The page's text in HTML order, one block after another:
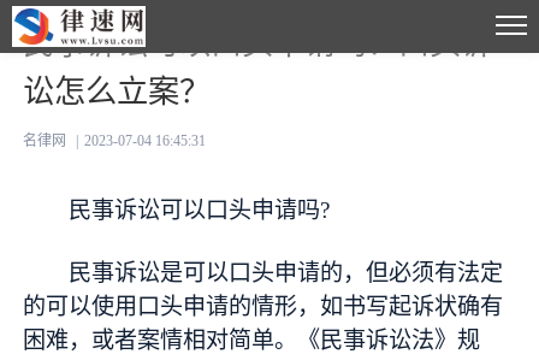
民事诉讼可以口头申请吗？口头诉
讼怎么立案？
名律网 2023-07-04 16:45:31
民事诉讼可以口头申请吗?
民事诉讼是可以口头申请的，但必须有法定
的可以使用口头申请的情形，如书写起诉状确有
困难，或者案情相对简单。《民事诉讼法》规